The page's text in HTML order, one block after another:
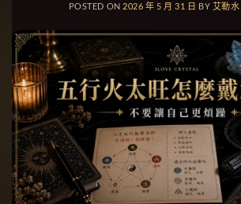
POSTED ON 2026 年 5 月 31 日 BY 艾勒